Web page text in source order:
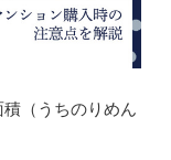
（うちのりめん